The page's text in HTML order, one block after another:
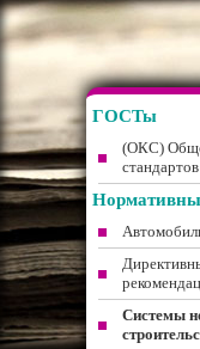
ГОСТы
(ОКС)
стандартов
Системы